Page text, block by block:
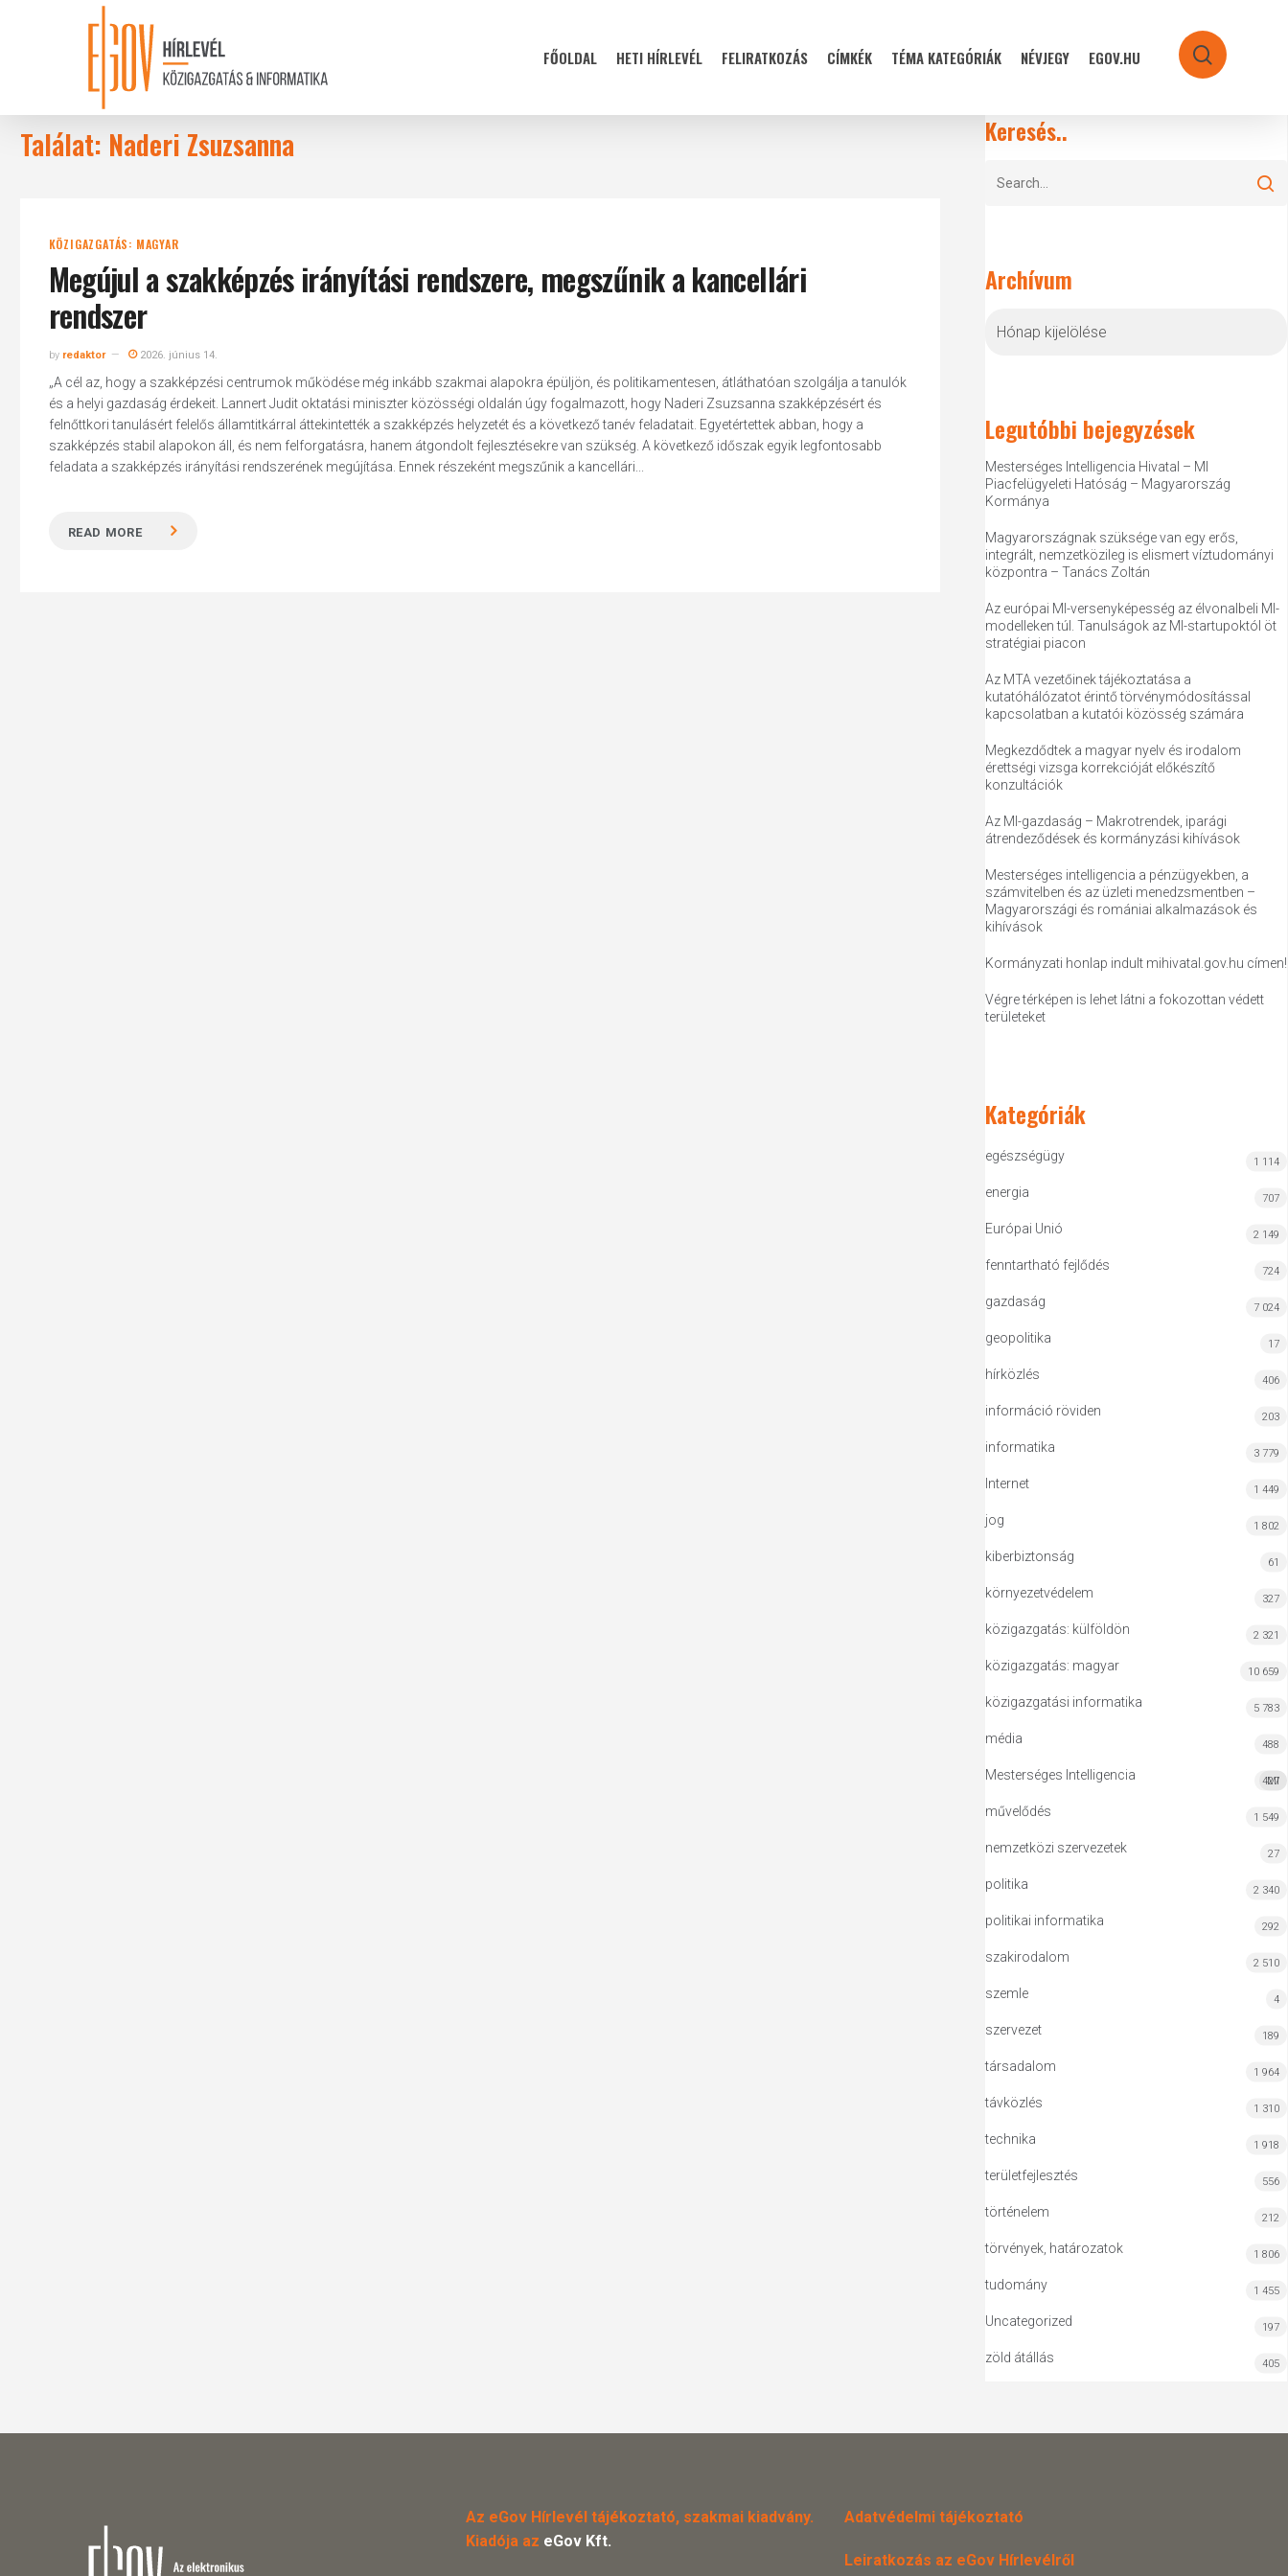
FŐOLDAL HETI HÍRLEVÉL FELIRATKOZÁS CÍMKÉK TÉMA KATEGÓRIÁK NÉVJEGY EGOV.HU search
Találat: Naderi Zsuzsanna
KÖZIGAZGATÁS: MAGYAR
Megújul a szakképzés irányítási rendszere, megszűnik a kancellári
rendszer
by redaktor 2026. június 14.
„A cél az, hogy a szakképzési centrumok működése még inkább szakmai alapokra épüljön, és politikamentesen, átláthatóan szolgálja a tanulók
és a helyi gazdaság érdekeit. Lannert Judit oktatási miniszter közösségi oldalán úgy fogalmazott, hogy Naderi Zsuzsanna szakképzésért és
felnőttkori tanulásért felelős államtitkárral áttekintették a szakképzés helyzetét és a következő tanév feladatait. Egyetértettek abban, hogy a
szakképzés stabil alapokon áll, és nem felforgatásra, hanem átgondolt fejlesztésekre van szükség. A következő időszak egyik legfontosabb
feladata a szakképzés irányítási rendszerének megújítása. Ennek részeként megszűnik a kancellári...
READ MORE
Keresés..
Archívum
Legutóbbi bejegyzések
Mesterséges Intelligencia Hivatal – MI
Piacfelügyeleti Hatóság – Magyarország
Kormánya
Magyarországnak szüksége van egy erős,
integrált, nemzetközileg is elismert víztudományi
központra – Tanács Zoltán
Az európai MI-versenyképesség az élvonalbeli MI-
modelleken túl. Tanulságok az MI-startupoktól öt
stratégiai piacon
Az MTA vezetőinek tájékoztatása a
kutatóhálózatot érintő törvénymódosítással
kapcsolatban a kutatói közösség számára
Megkezdődtek a magyar nyelv és irodalom
érettségi vizsga korrekcióját előkészítő
konzultációk
Az MI-gazdaság – Makrotrendek, iparági
átrendeződések és kormányzási kihívások
Mesterséges intelligencia a pénzügyekben, a
számvitelben és az üzleti menedzsmentben –
Magyarországi és romániai alkalmazások és
kihívások
Kormányzati honlap indult mihivatal.gov.hu címen!
Végre térképen is lehet látni a fokozottan védett
területeket
Kategóriák
egészségügy 1 114
energia 707
Európai Unió 2 149
fenntartható fejlődés 724
gazdaság 7 024
geopolitika 17
hírközlés 406
információ röviden 203
informatika 3 779
Internet 1 449
jog 1 802
kiberbiztonság 61
környezetvédelem 327
közigazgatás: külföldön 2 321
közigazgatás: magyar 10 659
közigazgatási informatika 5 783
média 488
Mesterséges Intelligencia MI
427
művelődés 1 549
nemzetközi szervezetek 27
politika 2 340
politikai informatika 292
szakirodalom 2 510
szemle 4
szervezet 189
társadalom 1 964
távközlés 1 310
technika 1 918
területfejlesztés 556
történelem 212
törvények, határozatok 1 806
tudomány 1 455
Uncategorized 197
zöld átállás 405
Az eGov Hírlevél tájékoztató, szakmai kiadvány.
Kiadója az eGov Kft.
Adatvédelmi tájékoztató
Leiratkozás az eGov Hírlevélről